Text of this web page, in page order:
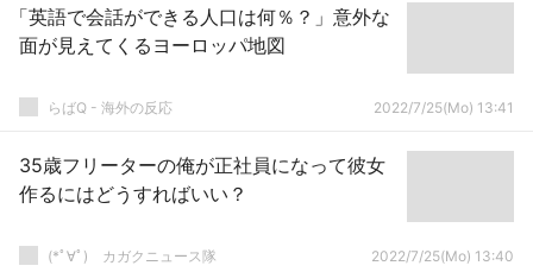
「英語で会話ができる人口は何％？」意外な
面が見えてくるヨーロッパ地図
らばQ - 海外の反応 2022/7/25(Mo) 13:41
35歳フリーターの俺が正社員になって彼女
作るにはどうすればいい？
(*ﾟ∀ﾟ)ゞカガクニュース隊 2022/7/25(Mo) 13:40